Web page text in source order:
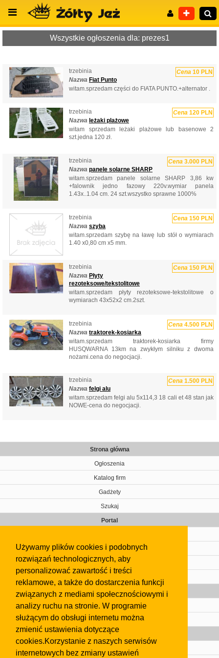
Używamy plików cookies i podobnych
rozwiązań technologicznych, aby
personalizować zawartość i treści
reklamowe, a także do dostarczenia funkcji
związanych z mediami społecznościowymi i
analizy ruchu na stronie. W programie
służącym do obsługi internetu można
zmienić ustawienia dotyczące
cookies.Korzystanie z naszych serwisów
internetowych bez zmiany ustawień
Wyszukiwanie zaawansowane
Wszystkie ogłoszenia dla: prezes1
trzebinia Cena 10 PLN
Nazwa Fiat Punto
witam.sprzedam części do FIATA PUNTO.+alternator .
trzebinia Cena 120 PLN
Nazwa leżaki plażowe
witam sprzedam leżaki plażowe lub basenowe 2
szt.jedna 120 zł.
trzebinia Cena 3.000 PLN
Nazwa panele solarne SHARP
witam.sprzedam panele solarne SHARP 3,86 kw
+falownik jedno fazowy 220v.wymiar panela
1.43x..1.04 cm. 24 szt.wszystko sprawne 1000%
trzebinia Cena 150 PLN
Nazwa szyba
witam.sprzedam szybę na ławę lub stół o wymiarach
1.40 x0,80 cm x5 mm.
trzebinia Cena 150 PLN
Nazwa Płyty
rezoteksowe/tekstolitowe
witam.sprzedam płyty rezoteksowe-tekstolitowe o
wymiarach 43x52x2 cm.2szt.
trzebinia Cena 4.500 PLN
Nazwa traktorek-kosiarka
witam.sprzedam traktorek-kosiarka firmy
HUSQWARNA 13km na zwykłym silniku z dwoma
nożami.cena do negocjacji.
trzebinia Cena 1.500 PLN
Nazwa felgi alu
witam.sprzedam felgi alu 5x114,3 18 cali et 48 stan jak
NOWE-cena do negocjacji.
Strona główna
Ogłoszenia
Katalog firm
Gadżety
Szukaj
Portal
Kontakt
Regulamin
Gazeta
Olkusz
Kontakt
Strefa dla biznesu
Biura nieruchomości